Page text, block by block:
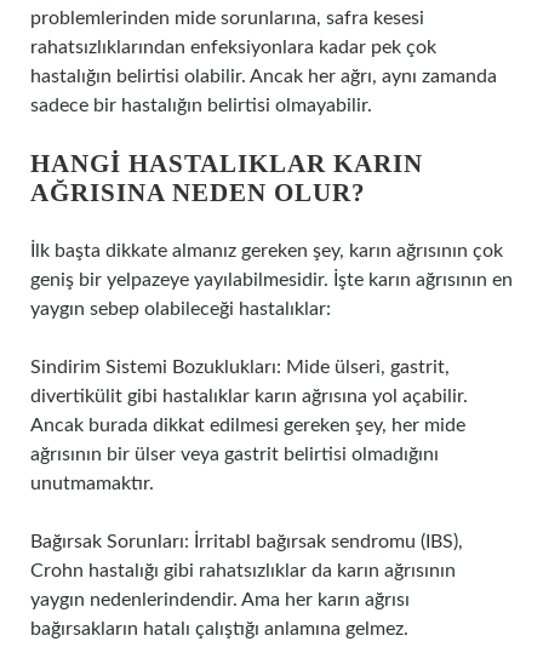
problemlerinden mide sorunlarına, safra kesesi
rahatsızlıklarından enfeksiyonlara kadar pek çok
hastalığın belirtisi olabilir. Ancak her ağrı, aynı zamanda
sadece bir hastalığın belirtisi olmayabilir.
HANGI HASTALIKLAR KARIN
AĞRISINA NEDEN OLUR?
İlk başta dikkate almanız gereken şey, karın ağrısının çok
geniş bir yelpazeye yayılabilmesidir. İşte karın ağrısının en
yaygın sebep olabileceği hastalıklar:
Sindirim Sistemi Bozuklukları: Mide ülseri, gastrit,
divertikülit gibi hastalıklar karın ağrısına yol açabilir.
Ancak burada dikkat edilmesi gereken şey, her mide
ağrısının bir ülser veya gastrit belirtisi olmadığını
unutmamaktır.
Bağırsak Sorunları: İrritabl bağırsak sendromu (IBS),
Crohn hastalığı gibi rahatsızlıklar da karın ağrısının
yaygın nedenlerindendir. Ama her karın ağrısı
bağırsakların hatalı çalıştığı anlamına gelmez.